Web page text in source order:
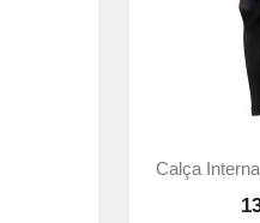

Calça